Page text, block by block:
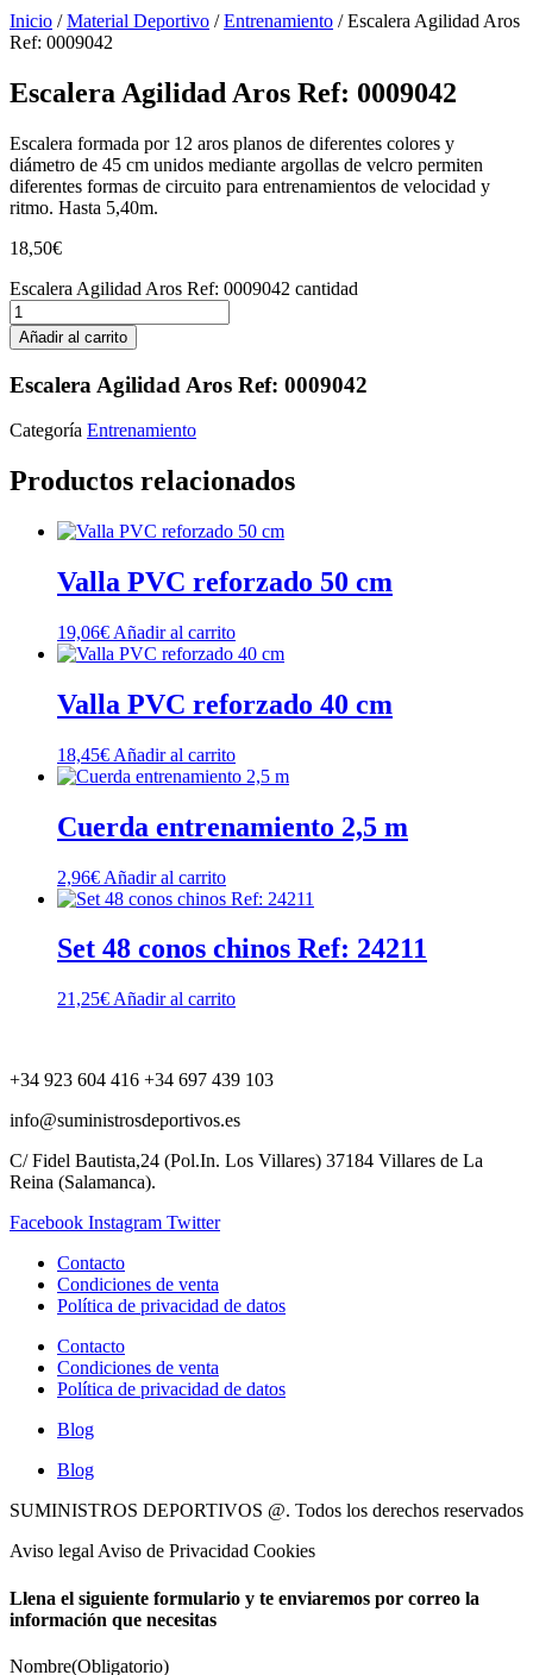
Inicio /Material Deportivo /Entrenamiento / Escalera Agilidad Aros
Ref: 0009042
Escalera Agilidad Aros Ref: 0009042
Escalera formada por 12 aros planos de diferentes colores y
diámetro de 45 cm unidos mediante argollas de velcro permiten
diferentes formas de circuito para entrenamientos de velocidad y
ritmo. Hasta 5,40m.
18,50€
Escalera Agilidad Aros Ref: 0009042 cantidad
Añadir al carrito
Escalera Agilidad Aros Ref: 0009042
Categoría Entrenamiento
Productos relacionados
Valla PVC reforzado 50 cm
19,06€ Añadir al carrito
Valla PVC reforzado 40 cm
18,45€ Añadir al carrito
Cuerda entrenamiento 2,5 m
2,96€ Añadir al carrito
Set 48 conos chinos Ref: 24211
21,25€ Añadir al carrito
+34 923 604 416 +34 697 439 103
info@suministrosdeportivos.es
C/ Fidel Bautista,24 (Pol.In. Los Villares) 37184 Villares de La
Reina (Salamanca).
Facebook Instagram Twitter
Contacto
Condiciones de venta
Política de privacidad de datos
Contacto
Condiciones de venta
Política de privacidad de datos
Blog
Blog
SUMINISTROS DEPORTIVOS @. Todos los derechos reservados
Aviso legal Aviso de Privacidad Cookies
Llena el siguiente formulario y te enviaremos por correo la
información que necesitas
Nombre(Obligatorio)